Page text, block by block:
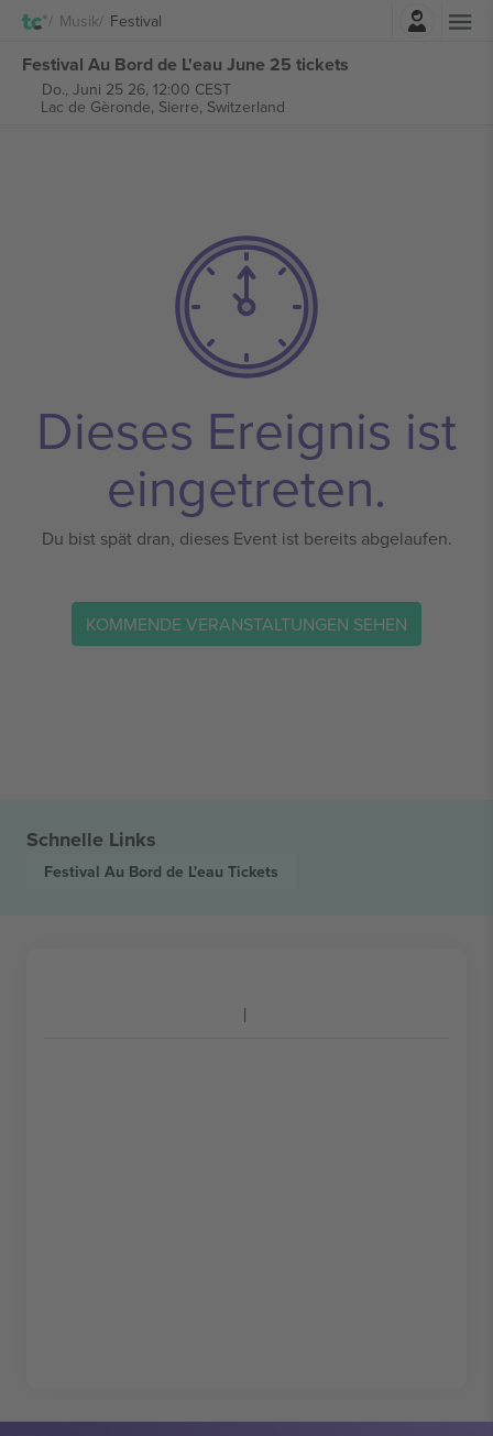
Musik Festival
Festival Au Bord de L'eau June 25 tickets
Do., Juni 25 26, 12:00 CEST
Lac de Gèronde, Sierre, Switzerland
Dieses Ereignis ist
eingetreten.
Du bist spät dran, dieses Event ist bereits abgelaufen.
KOMMENDE VERANSTALTUNGEN SEHEN
Schnelle Links
Festival Au Bord de L'eau Tickets